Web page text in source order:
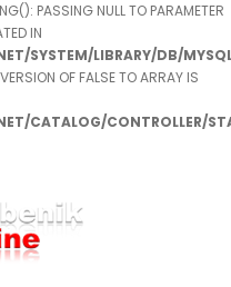
PASSING NULL TO PARAMETER
IN
SYSTEM/LIBRARY/DB/
OF FALSE TO ARRAY IS
CATALOG/CONTROLLER/